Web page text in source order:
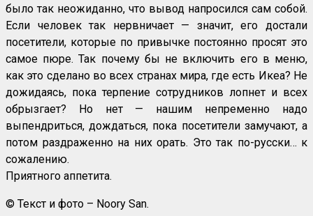
было так неожиданно, что вывод напросился сам собой.
Если человек так нервничает — значит, его достали
посетители, которые по привычке постоянно просят это
самое пюре. Так почему бы не включить его в меню,
как это сделано во всех странах мира, где есть Икеа? Не
дожидаясь, пока терпение сотрудников лопнет и всех
обрызгает? Но нет — нашим непременно надо
выпендриться, дождаться, пока посетители замучают, а
потом раздраженно на них орать. Это так по-русски… к
сожалению.
Приятного аппетита.
© Текст и фото – Noory San.